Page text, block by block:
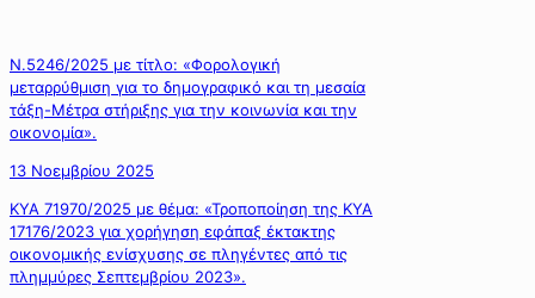
Ν.5246/2025 με τίτλο: «Φορολογική
μεταρρύθμιση για το δημογραφικό και τη μεσαία
τάξη-Μέτρα στήριξης για την κοινωνία και την
οικονομία».
13 Νοεμβρίου 2025
ΚΥΑ 71970/2025 με θέμα: «Τροποποίηση της ΚΥΑ
17176/2023 για χορήγηση εφάπαξ έκτακτης
οικονομικής ενίσχυσης σε πληγέντες από τις
πλημμύρες Σεπτεμβρίου 2023».